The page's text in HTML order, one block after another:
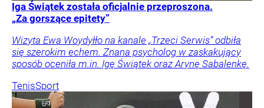
Iga Świątek została oficjalnie przeproszona.
„Za gorszące epitety”
Wizyta Ewa Woydyłło na kanale „Trzeci Serwis” odbiła
się szerokim echem. Znana psycholog w zaskakujący
sposób oceniła m.in. Igę Świątek oraz Arynę Sabalenkę.
TenisSport